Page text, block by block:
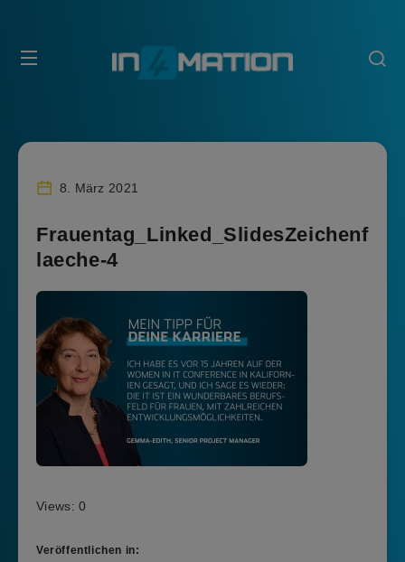
8. März 2021
Frauentag_Linked_SlidesZeichenf
laeche-4
Views: 0
Veröffentlichen in: